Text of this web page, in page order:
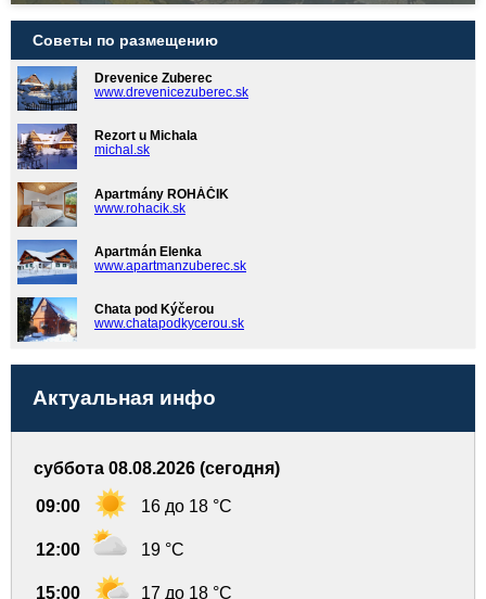
Советы по размещению
Drevenice Zuberec
www.drevenicezuberec.sk
Rezort u Michala
michal.sk
Apartmány ROHÁČIK
www.rohacik.sk
Apartmán Elenka
www.apartmanzuberec.sk
Chata pod Kýčerou
www.chatapodkycerou.sk
Актуальная инфо
суббота 08.08.2026 (сегодня)
09:00 16 до 18 °C
12:00 19 °C
15:00 17 до 18 °C